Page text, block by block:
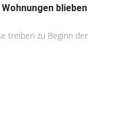
blieben
treiben zu Beginn der